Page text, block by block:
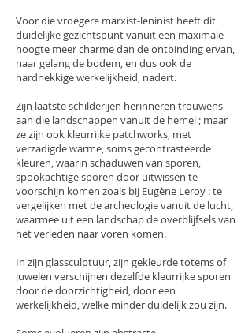
Voor die vroegere marxist-leninist heeft dit
duidelijke gezichtspunt vanuit een maximale
hoogte meer charme dan de ontbinding ervan,
naar gelang de bodem, en dus ook de
hardnekkige werkelijkheid, nadert.
Zijn laatste schilderijen herinneren trouwens
aan die landschappen vanuit de hemel ; maar
ze zijn ook kleurrijke patchworks, met
verzadigde warme, soms gecontrasteerde
kleuren, waarin schaduwen van sporen,
spookachtige sporen door uitwissen te
voorschijn komen zoals bij Eugène Leroy : te
vergelijken met de archeologie vanuit de lucht,
waarmee uit een landschap de overblijfsels van
het verleden naar voren komen.
In zijn glassculptuur, zijn gekleurde totems of
juwelen verschijnen dezelfde kleurrijke sporen
door de doorzichtigheid, door een
werkelijkheid, welke minder duidelijk zou zijn.